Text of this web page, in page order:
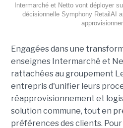
Intermarché et Netto vont déployer
décisionnelle Symphony RetailAI
Engagées dans une
enseignes Intermarché et
rattachées au groupement
entrepris d'unifier leurs
réapprovisionnement et
solution commune, tout en
préférences des clients.